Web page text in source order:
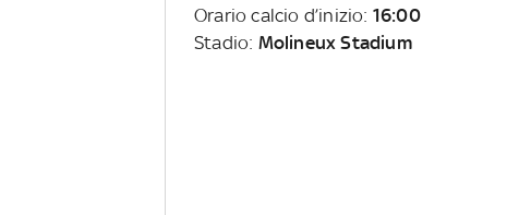
Orario calcio d’inizio: 16:00
Stadio: Molineux Stadium